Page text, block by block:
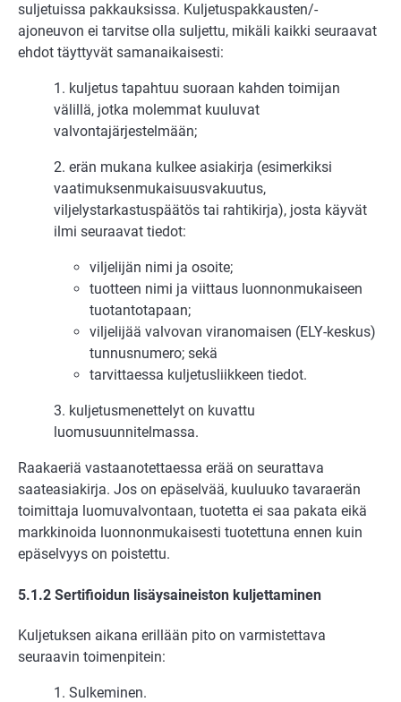
suljetuissa pakkauksissa. Kuljetuspakkausten/-
ajoneuvon ei tarvitse olla suljettu, mikäli kaikki seuraavat
ehdot täyttyvät samanaikaisesti:
1. kuljetus tapahtuu suoraan kahden toimijan
välillä, jotka molemmat kuuluvat
valvontajärjestelmään;
2. erän mukana kulkee asiakirja (esimerkiksi
vaatimuksenmukaisuusvakuutus,
viljelystarkastuspäätös tai rahtikirja), josta käyvät
ilmi seuraavat tiedot:
viljelijän nimi ja osoite;
tuotteen nimi ja viittaus luonnonmukaiseen
tuotantotapaan;
viljelijää valvovan viranomaisen (ELY-keskus)
tunnusnumero; sekä
tarvittaessa kuljetusliikkeen tiedot.
3. kuljetusmenettelyt on kuvattu
luomusuunnitelmassa.
Raakaeriä vastaanotettaessa erää on seurattava
saateasiakirja. Jos on epäselvää, kuuluuko tavaraerän
toimittaja luomuvalvontaan, tuotetta ei saa pakata eikä
markkinoida luonnonmukaisesti tuotettuna ennen kuin
epäselvyys on poistettu.
5.1.2 Sertifioidun lisäysaineiston kuljettaminen
Kuljetuksen aikana erillään pito on varmistettava
seuraavin toimenpitein:
1. Sulkeminen.